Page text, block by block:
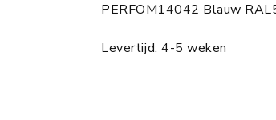
PERFOM14042 Blauw
Levertijd: 4-5 weken